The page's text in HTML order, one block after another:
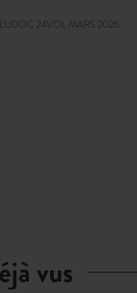
24VOL MARS 2026
vus